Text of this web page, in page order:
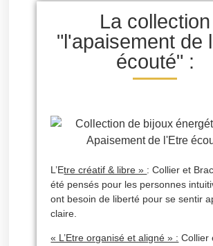
La collection
"l'apaisement de
écouté" :
L’Etre créatif & libre » : Collier et
été pensés pour les personnes
ont besoin de liberté pour se sentir
claire.
« L’Etre organisé et aligné » : Collier